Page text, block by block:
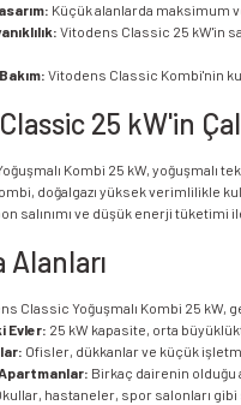
Küçük alanlarda maksimum
Vitodens Classic 25 kW'in
Vitodens Classic Kombi'nin
25 kW'in
Kombi 25 kW, yoğuşmalı
doğalgazı yüksek verimlilikle
salınımı ve düşük enerji tüketimi
Alanları
Classic Yoğuşmalı Kombi 25 kW,
Evler: 25 kW kapasite, orta
Ofisler, dükkanlar ve küçük
Birkaç dairenin olduğu
hastaneler, spor salonları gibi